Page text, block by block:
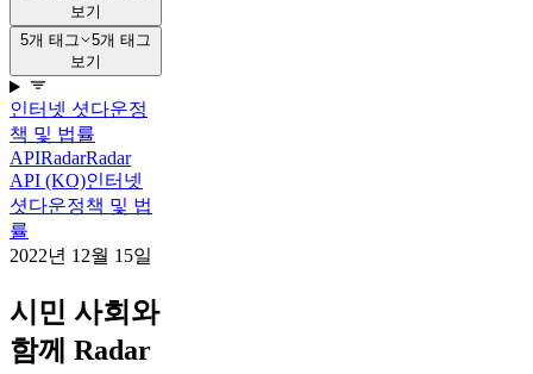
보기
5개 태그
5개 태그
보기
인터넷 셧다운정
책 및 법률
APIRadarRadar
API (KO)인터넷
셧다운정책 및 법
률
2022년 12월 15일
시민 사회와
함께 Radar